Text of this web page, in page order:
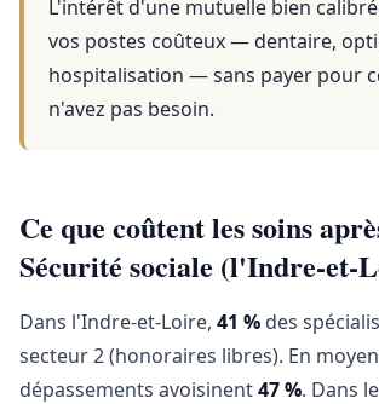
L'intérêt d'une mutuelle bien
vos postes coûteux — dentaire,
hospitalisation — sans payer pour
n'avez pas besoin.
Ce que coûtent les soins
Sécurité sociale (l'Indre-et-
Dans l'Indre-et-Loire, 41 % des
secteur 2 (honoraires libres). En
dépassements avoisinent47 %. Dans